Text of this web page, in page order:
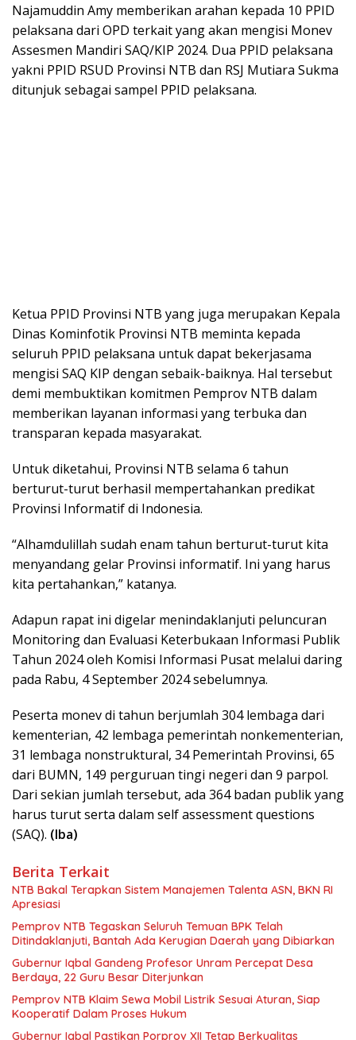
Najamuddin Amy memberikan arahan kepada 10 PPID
pelaksana dari OPD terkait yang akan mengisi Monev
Assesmen Mandiri SAQ/KIP 2024. Dua PPID pelaksana
yakni PPID RSUD Provinsi NTB dan RSJ Mutiara Sukma
ditunjuk sebagai sampel PPID pelaksana.
Ketua PPID Provinsi NTB yang juga merupakan Kepala
Dinas Kominfotik Provinsi NTB meminta kepada
seluruh PPID pelaksana untuk dapat bekerjasama
mengisi SAQ KIP dengan sebaik-baiknya. Hal tersebut
demi membuktikan komitmen Pemprov NTB dalam
memberikan layanan informasi yang terbuka dan
transparan kepada masyarakat.
Untuk diketahui, Provinsi NTB selama 6 tahun
berturut-turut berhasil mempertahankan predikat
Provinsi Informatif di Indonesia.
“Alhamdulillah sudah enam tahun berturut-turut kita
menyandang gelar Provinsi informatif. Ini yang harus
kita pertahankan,” katanya.
Adapun rapat ini digelar menindaklanjuti peluncuran
Monitoring dan Evaluasi Keterbukaan Informasi Publik
Tahun 2024 oleh Komisi Informasi Pusat melalui daring
pada Rabu, 4 September 2024 sebelumnya.
Peserta monev di tahun berjumlah 304 lembaga dari
kementerian, 42 lembaga pemerintah nonkementerian,
31 lembaga nonstruktural, 34 Pemerintah Provinsi, 65
dari BUMN, 149 perguruan tingi negeri dan 9 parpol.
Dari sekian jumlah tersebut, ada 364 badan publik yang
harus turut serta dalam self assessment questions
(SAQ). (Iba)
Berita Terkait
NTB Bakal Terapkan Sistem Manajemen Talenta ASN, BKN RI
Apresiasi
Pemprov NTB Tegaskan Seluruh Temuan BPK Telah
Ditindaklanjuti, Bantah Ada Kerugian Daerah yang Dibiarkan
Gubernur Iqbal Gandeng Profesor Unram Percepat Desa
Berdaya, 22 Guru Besar Diterjunkan
Pemprov NTB Klaim Sewa Mobil Listrik Sesuai Aturan, Siap
Kooperatif Dalam Proses Hukum
Gubernur Iqbal Pastikan Porprov XII Tetap Berkualitas